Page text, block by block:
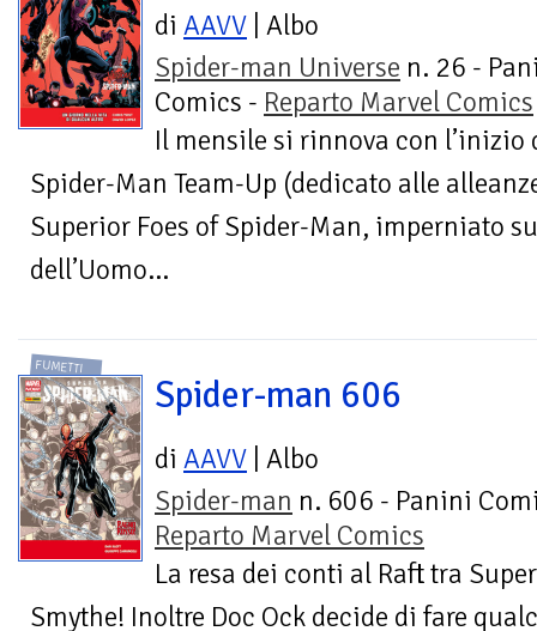
di AAVV | Albo
Spider-man Universe n. 26 -
Comics - Reparto Marvel Comics
Il mensile si rinnova con l’inizio
Spider-Man Team-Up (dedicato alle
Superior Foes of Spider-Man, imperniato
dell’Uomo...
FUMETTI
Spider-man 606
di AAVV | Albo
Spider-man n. 606 - Panini
Reparto Marvel Comics
La resa dei conti al Raft tra
Smythe! Inoltre Doc Ock decide di fare